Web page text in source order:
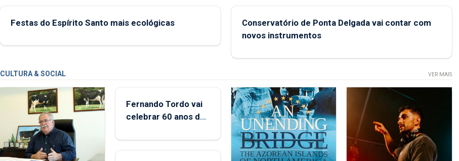
Festas do Espírito Santo mais ecológicas
Conservatório de Ponta Delgada vai contar com
novos instrumentos
CULTURA & SOCIAL VER MAIS
Fernando Tordo vai
celebrar 60 anos de
Micaelense